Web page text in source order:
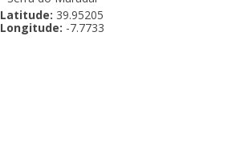
Latitude: 39.95205
Longitude: -7.7733